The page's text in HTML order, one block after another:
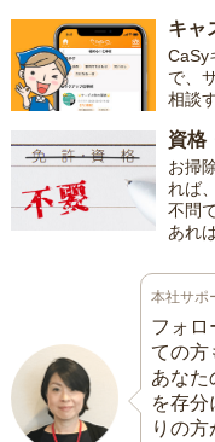
キャ
CaSy
で、
相談
資格
お掃
れば
不問
あれ
本社サポ
フォロ
ての方
あなた
を存分
りの